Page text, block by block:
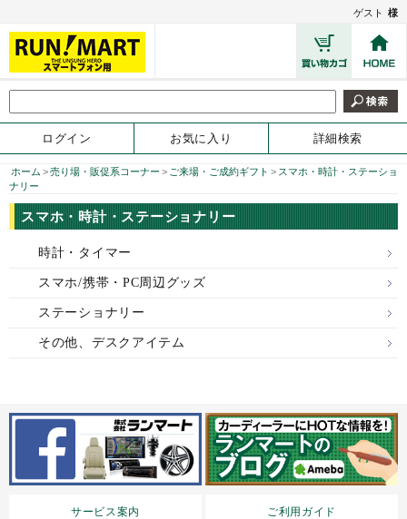
ゲスト 様
ログイン お気に入り 詳細検索
ホーム >売り場・販促系コーナー > ご来場・ご成約ギフト > スマホ・時計・ステーショ
ナリー
スマホ・時計・ステーショナリー
時計・タイマー
スマホ/携帯・PC周辺グッズ
ステーショナリー
その他、デスクアイテム
サービス案内 ご利用ガイド